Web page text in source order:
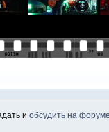
и обсудить на